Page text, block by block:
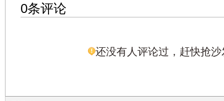
0条评论
还没有人评论过，赶快抢沙